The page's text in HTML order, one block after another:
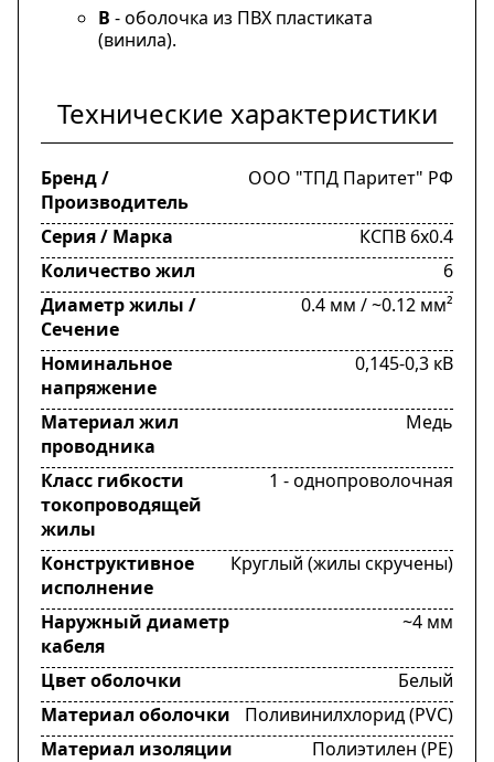
В - оболочка из ПВХ пластиката
(винила).
Технические характеристики
Бренд /
Производитель
ООО "ТПД Паритет" РФ
Серия / Марка
КСПВ 6х0.4
Количество жил
6
Диаметр жилы /
Сечение
0.4 мм / ~0.12 мм²
Номинальное
напряжение
0,145-0,3 кВ
Материал жил
проводника
Медь
Класс гибкости
токопроводящей
жилы
1 - однопроволочная
Конструктивное
исполнение
Круглый (жилы скручены)
Наружный диаметр
кабеля
~4 мм
Цвет оболочки
Белый
Материал оболочки
Поливинилхлорид (PVC)
Материал изоляции
Полиэтилен (PE)